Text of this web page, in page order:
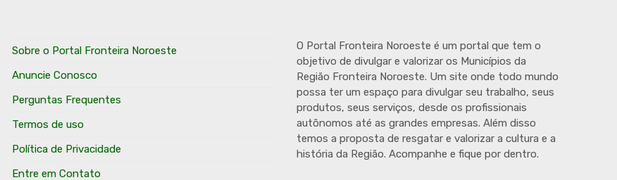
Sobre o Portal Fronteira Noroeste
Anuncie Conosco
Perguntas Frequentes
Termos de uso
Política de Privacidade
Entre em Contato
O Portal Fronteira Noroeste é um portal que tem o
objetivo de divulgar e valorizar os Municípios da
Região Fronteira Noroeste. Um site onde todo mundo
possa ter um espaço para divulgar seu trabalho, seus
produtos, seus serviços, desde os profissionais
autônomos até as grandes empresas. Além disso
temos a proposta de resgatar e valorizar a cultura e a
história da Região. Acompanhe e fique por dentro.